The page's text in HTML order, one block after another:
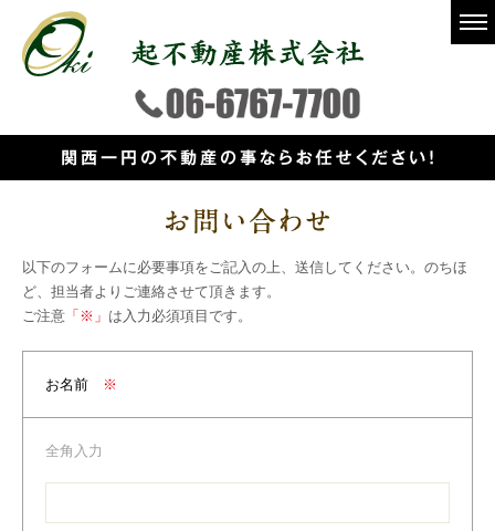
以下のフォームに必要事項をご記入の上、送信してください。のちほ
ど、担当者よりご連絡させて頂きます。
ご注意 「※」 は入力必須項目です。
お名前 ※
全角入力